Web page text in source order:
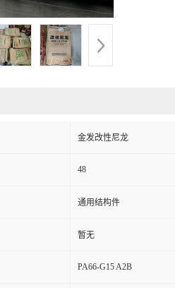
金发改性尼龙
48
通用结构件
暂无
PA66-G15 A2B